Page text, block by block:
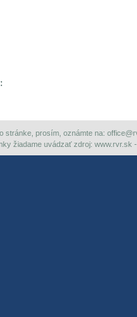
stránke, prosím, oznámte na:
žiadame uvádzať zdroj: www.rvr.sk